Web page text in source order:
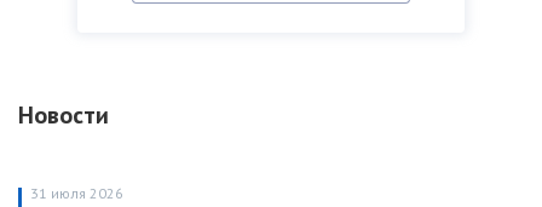
Новости
31 июля 2026